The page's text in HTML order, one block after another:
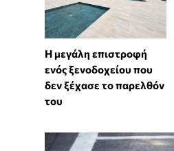
Η μεγάλη επιστροφή
ενός ξενοδοχείου που
δεν ξέχασε το παρελθόν
του